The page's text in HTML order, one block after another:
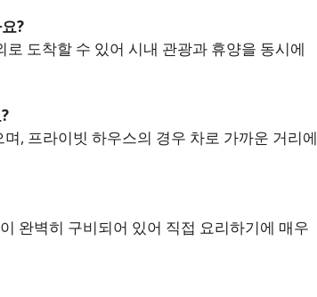
?
도착할 수 있어 시내 관광과 휴양을 동시에
, 프라이빗 하우스의 경우 차로 가까운 거리에
완벽히 구비되어 있어 직접 요리하기에 매우